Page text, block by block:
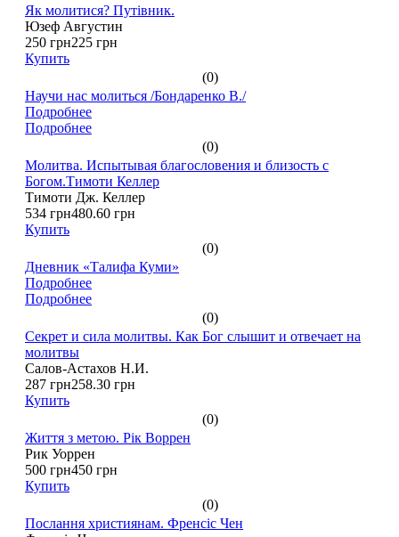
Як молитися? Путівник.
Юзеф Августин
250 грн225 грн
Купить
(0)
Научи нас молиться /Бондаренко В./
Подробнее
Подробнее
(0)
Молитва. Испытывая благословения и близость с
Богом.Тимоти Келлер
Тимоти Дж. Келлер
534 грн480.60 грн
Купить
(0)
Дневник «Талифа Куми»
Подробнее
Подробнее
(0)
Секрет и сила молитвы. Как Бог слышит и отвечает на
молитвы
Салов-Астахов Н.И.
287 грн258.30 грн
Купить
(0)
Життя з метою. Рік Воррен
Рик Уоррен
500 грн450 грн
Купить
(0)
Послання християнам. Френсіс Чен